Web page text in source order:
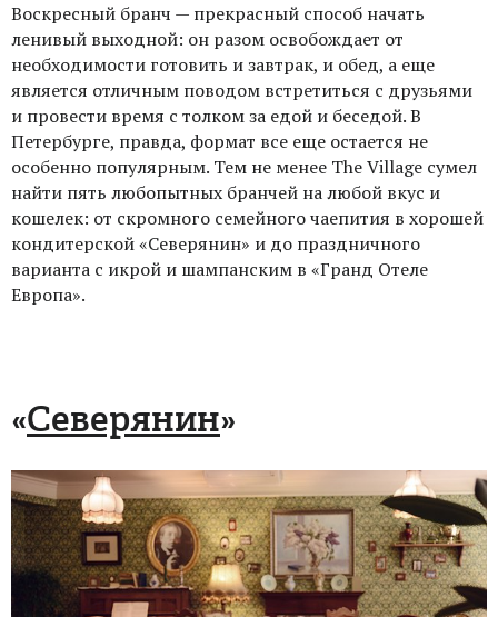
Воскресный бранч — прекрасный способ начать
ленивый выходной: он разом освобождает от
необходимости готовить и завтрак, и обед, а еще
является отличным поводом встретиться с друзьями
и провести время с толком за едой и беседой. В
Петербурге, правда, формат все еще остается не
особенно популярным. Тем не менее The Village сумел
найти пять любопытных бранчей на любой вкус и
кошелек: от скромного семейного чаепития в хорошей
кондитерской «Северянин» и до праздничного
варианта с икрой и шампанским в «Гранд Отеле
Европа».
«Северянин»